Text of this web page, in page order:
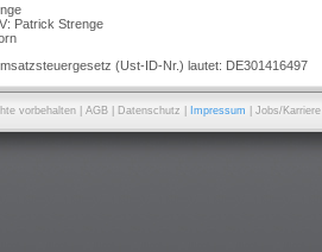
Patrick Strenge
(Ust-ID-Nr.) lautet: DE301416497
vorbehalten | AGB| Datenschutz Impressum Jobs/Karriere